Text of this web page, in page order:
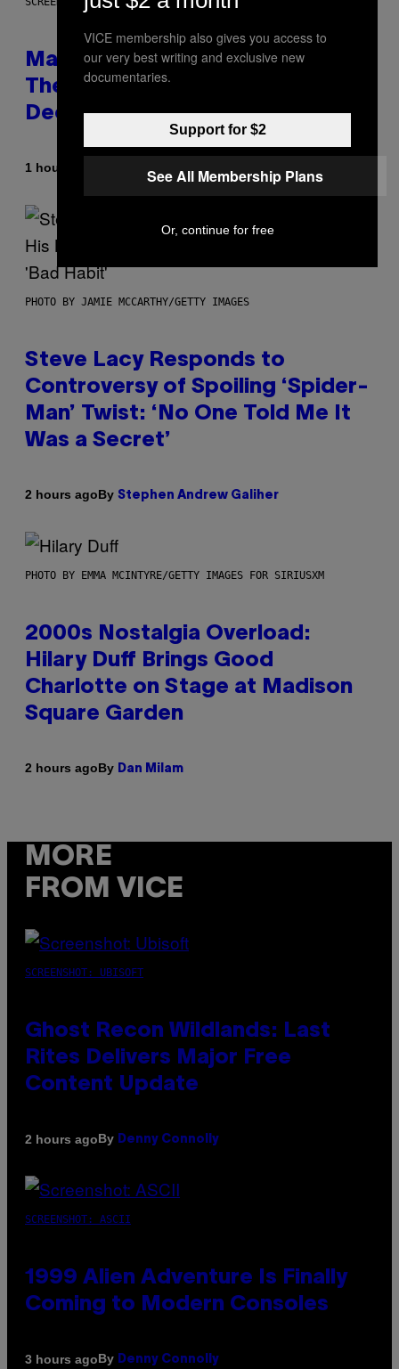
Magic: The Gathering Confirms
Themes for 5 New Star Trek
Decks
1 hour ago
PHOTO BY JAMIE MCCARTHY/GETTY IMAGES
Steve Lacy Responds to
Controversy of Spoiling ‘Spider-
Man’ Twist: ‘No One Told Me It
Was a Secret’
2 hours agoBy Stephen Andrew Galiher
PHOTO BY EMMA MCINTYRE/GETTY IMAGES FOR SIRIUSXM
2000s Nostalgia Overload:
Hilary Duff Brings Good
Charlotte on Stage at Madison
Square Garden
2 hours agoBy Dan Milam
MORE
FROM VICE
SCREENSHOT: UBISOFT
Ghost Recon Wildlands: Last
Rites Delivers Major Free
Content Update
2 hours agoBy Denny Connolly
SCREENSHOT: ASCII
1999 Alien Adventure Is Finally
Coming to Modern Consoles
3 hours agoBy Denny Connolly
VICE membership also gives you access to
our very best writing and exclusive new
documentaries.
Support for $2
See All Membership Plans
Or, continue for free